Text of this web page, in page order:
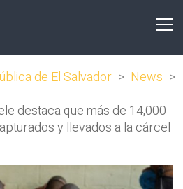
de El Salvador > News >
destaca que más de 14,000
y llevados a la cárcel